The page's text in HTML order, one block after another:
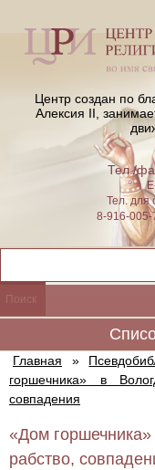
Центр создан по
Алексия II,
Тел./
Тел. для
8-916-
Главная »
горшечника» в
совпадения
«Дом
рабство,